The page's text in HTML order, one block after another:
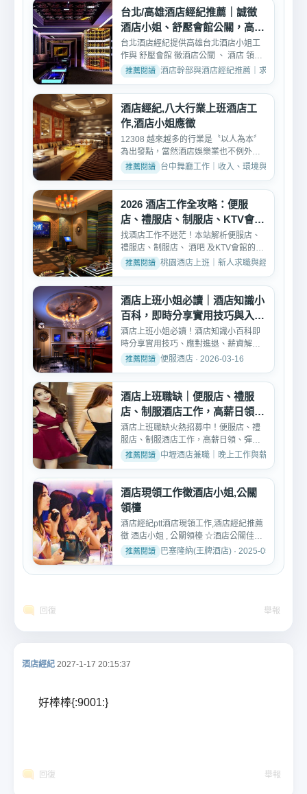
台北/高雄酒店經紀推薦｜誠徵
酒店小姐、舒壓會館公關，高薪
日領、專人帶領
台北酒店經紀提供高雄台北酒店小姐工
作與 舒壓會館 徵酒店公關 、 酒店 領檯
、 酒店小姐 、 飯...酒店幹部與酒店經紀推薦｜求職面試諮
酒店經紀,八大行業上班酒店工
作,酒店小姐應徵
12308 越來越多的行業是〝以人為本〞
為出發點，當然酒店娛樂業也不例外。
在公．我們希望創造出三...
台中舞廳工作｜收入、環境與新人討論
2026 酒店工作全攻略：便服
店、禮服店、制服店、KTV會館
職缺與薪資分析
找酒店工作不迷茫！本站解析便服店、
禮服店、制服店、 酒吧 及KTV會館的真
實工作內容、薪資結構...
桃園酒店上班｜新人求職與經驗交流 ·
酒店上班小姐必讀｜酒店知識小
百科，即時分享實用技巧與入行
須知
酒店上班小姐必讀！酒店知識小百科即
時分享實用技巧、應對進退、薪資解析
與紅牌心法。從入行須知...
便服酒店 · 2026-03-16
酒店上班職缺｜便服店、禮服
店、制服酒店工作，高薪日領彈
性排班
酒店上班職缺火熱招募中！便服店、禮
服店、制服酒店工作，高薪日領、彈性
排班、無經驗可免費培訓...
中壢酒店兼職｜晚上工作與薪資討論 ·
酒店現領工作徵酒店小姐,公關
領檯
酒店經紀ptt酒店現領工作,酒店經紀推薦
徵 酒店小姐 , 公關領檯 ☆酒店公關佳麗
徵才☆ 1.工作內容...巴塞隆納(王牌酒店) · 2025-05-01
回復 舉報
酒店經紀 2027-1-17 20:15:37
好棒棒{:9001:}
回復 舉報